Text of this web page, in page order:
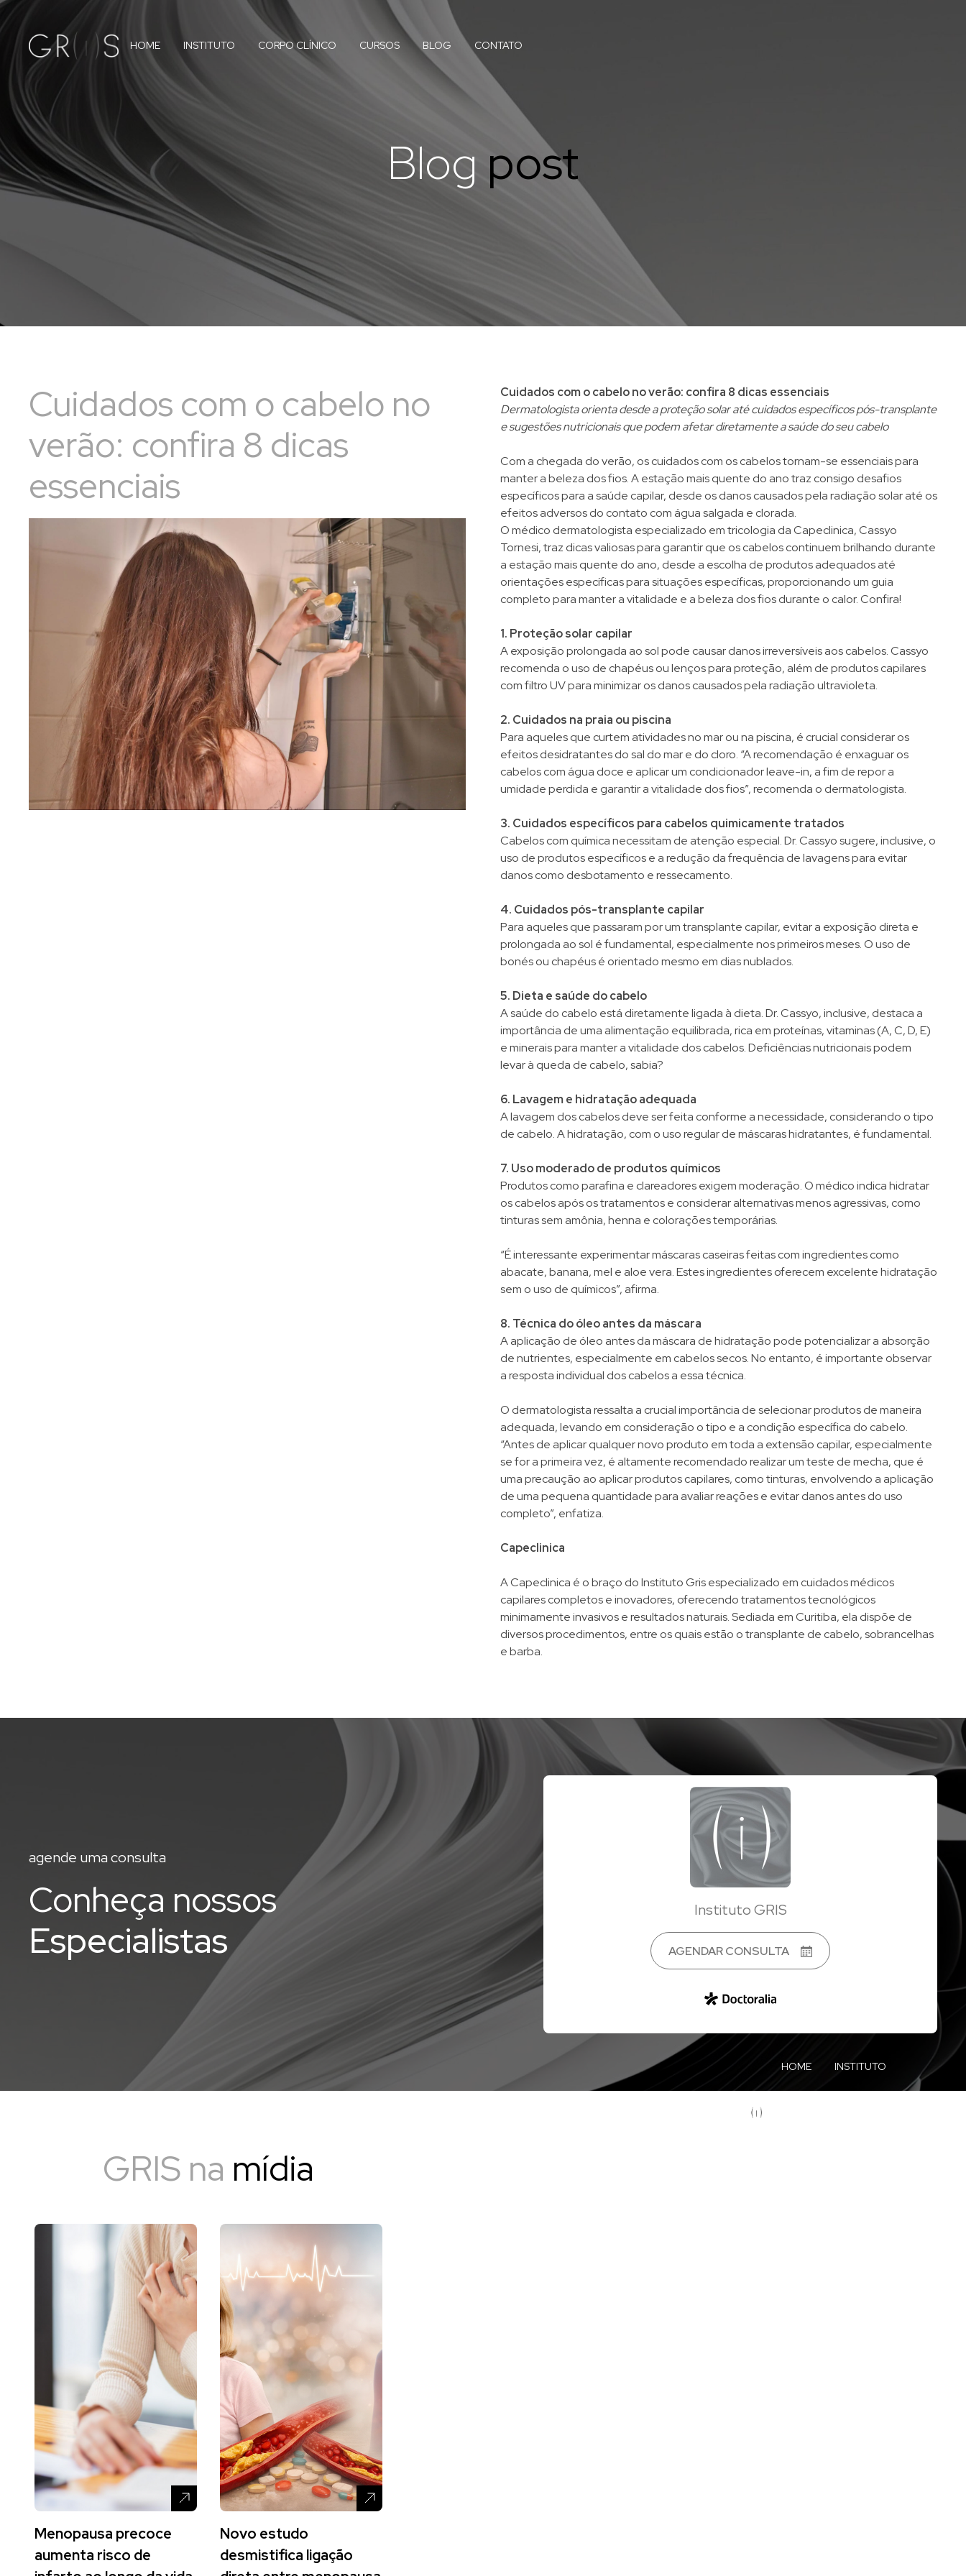
HOME INSTITUTO CORPO CLÍNICO CURSOS BLOG CONTATO
Blog post
Cuidados com o cabelo no
verão: confira 8 dicas
essenciais
Cuidados com o cabelo no verão: confira 8 dicas essenciais
Dermatologista orienta desde a proteção solar até cuidados específicos pós-transplante
e sugestões nutricionais que podem afetar diretamente a saúde do seu cabelo
Com a chegada do verão, os cuidados com os cabelos tornam-se essenciais para
manter a beleza dos fios. A estação mais quente do ano traz consigo desafios
específicos para a saúde capilar, desde os danos causados pela radiação solar até os
efeitos adversos do contato com água salgada e clorada.
O médico dermatologista especializado em tricologia da Capeclinica, Cassyo
Tornesi, traz dicas valiosas para garantir que os cabelos continuem brilhando durante
a estação mais quente do ano, desde a escolha de produtos adequados até
orientações específicas para situações específicas, proporcionando um guia
completo para manter a vitalidade e a beleza dos fios durante o calor. Confira!
1. Proteção solar capilar
A exposição prolongada ao sol pode causar danos irreversíveis aos cabelos. Cassyo
recomenda o uso de chapéus ou lenços para proteção, além de produtos capilares
com filtro UV para minimizar os danos causados pela radiação ultravioleta.
2. Cuidados na praia ou piscina
Para aqueles que curtem atividades no mar ou na piscina, é crucial considerar os
efeitos desidratantes do sal do mar e do cloro. “A recomendação é enxaguar os
cabelos com água doce e aplicar um condicionador leave-in, a fim de repor a
umidade perdida e garantir a vitalidade dos fios”, recomenda o dermatologista.
3. Cuidados específicos para cabelos quimicamente tratados
Cabelos com química necessitam de atenção especial. Dr. Cassyo sugere, inclusive, o
uso de produtos específicos e a redução da frequência de lavagens para evitar
danos como desbotamento e ressecamento.
4. Cuidados pós-transplante capilar
Para aqueles que passaram por um transplante capilar, evitar a exposição direta e
prolongada ao sol é fundamental, especialmente nos primeiros meses. O uso de
bonés ou chapéus é orientado mesmo em dias nublados.
5. Dieta e saúde do cabelo
A saúde do cabelo está diretamente ligada à dieta. Dr. Cassyo, inclusive, destaca a
importância de uma alimentação equilibrada, rica em proteínas, vitaminas (A, C, D, E)
e minerais para manter a vitalidade dos cabelos. Deficiências nutricionais podem
levar à queda de cabelo, sabia?
6. Lavagem e hidratação adequada
A lavagem dos cabelos deve ser feita conforme a necessidade, considerando o tipo
de cabelo. A hidratação, com o uso regular de máscaras hidratantes, é fundamental.
7. Uso moderado de produtos químicos
Produtos como parafina e clareadores exigem moderação. O médico indica hidratar
os cabelos após os tratamentos e considerar alternativas menos agressivas, como
tinturas sem amônia, henna e colorações temporárias.
“É interessante experimentar máscaras caseiras feitas com ingredientes como
abacate, banana, mel e aloe vera. Estes ingredientes oferecem excelente hidratação
sem o uso de químicos”, afirma.
8. Técnica do óleo antes da máscara
A aplicação de óleo antes da máscara de hidratação pode potencializar a absorção
de nutrientes, especialmente em cabelos secos. No entanto, é importante observar
a resposta individual dos cabelos a essa técnica.
O dermatologista ressalta a crucial importância de selecionar produtos de maneira
adequada, levando em consideração o tipo e a condição específica do cabelo.
“Antes de aplicar qualquer novo produto em toda a extensão capilar, especialmente
se for a primeira vez, é altamente recomendado realizar um teste de mecha, que é
uma precaução ao aplicar produtos capilares, como tinturas, envolvendo a aplicação
de uma pequena quantidade para avaliar reações e evitar danos antes do uso
completo”, enfatiza.
Capeclinica
A Capeclinica é o braço do Instituto Gris especializado em cuidados médicos
capilares completos e inovadores, oferecendo tratamentos tecnológicos
minimamente invasivos e resultados naturais. Sediada em Curitiba, ela dispõe de
diversos procedimentos, entre os quais estão o transplante de cabelo, sobrancelhas
e barba.
agende uma consulta
Conheça nossos
Especialistas
Instituto GRIS
AGENDAR CONSULTA
HOME INSTITUTO
GRIS na mídia
Menopausa precoce
aumenta risco de
Novo estudo
desmistifica ligação